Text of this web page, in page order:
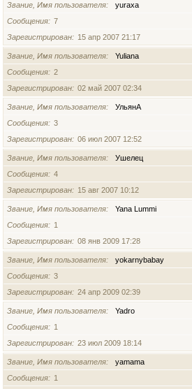
Звание, Имя пользователя
yuraxa
Сообщения
7
Зарегистрирован
15 апр 2007 21:17
Звание, Имя пользователя
Yuliana
Сообщения
2
Зарегистрирован
02 май 2007 02:34
Звание, Имя пользователя
УльянА
Сообщения
3
Зарегистрирован
06 июл 2007 12:52
Звание, Имя пользователя
Ушелец
Сообщения
4
Зарегистрирован
15 авг 2007 10:12
Звание, Имя пользователя
Yana Lummi
Сообщения
1
Зарегистрирован
08 янв 2009 17:28
Звание, Имя пользователя
yokarnybabay
Сообщения
3
Зарегистрирован
24 апр 2009 02:39
Звание, Имя пользователя
Yadro
Сообщения
1
Зарегистрирован
23 июл 2009 18:14
Звание, Имя пользователя
yamama
Сообщения
1